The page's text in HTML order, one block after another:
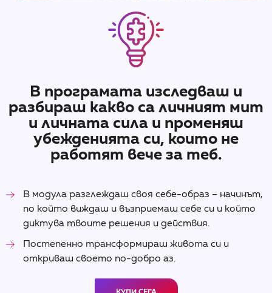
В програмата изследваш и
разбираш какво са личният мит
и личната сила и променяш
убежденията си, които не
работят вече за теб.
В модула разглеждаш своя себе-образ – начинът,
по който виждаш и възприемаш себе си и който
диктува твоите решения и действия.
Постепенно трансформираш живота си и
откриваш своето по-добро аз.